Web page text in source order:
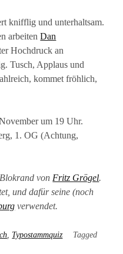
knifflig und unterhaltsam.
arbeitenDan
Hochdruck an
Tusch, Applaus und
kommet fröhlich,
um 19 Uhr.
1. OG (Achtung,
von Fritz Grögel.
und dafür seine (noch
verwendet.
, Typostammquiz
Tagged